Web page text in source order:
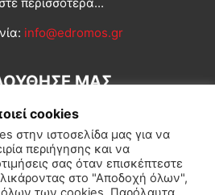
info@edromos.gr
ΜΑΣ
cookies
στην ιστοσελίδα μας για να
περιήγησης και να
σας όταν επισκέπτεστε
στο "Αποδοχή όλων",